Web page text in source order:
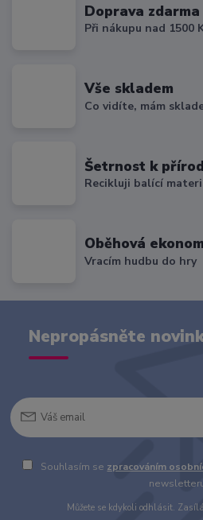
Doprava zdarma
Při nákupu nad 1500
Vše skladem
Co vidíte, mám
Šetrnost k
Recikluji balící
Oběhová
Vracím hudbu do hry
Nepropásněte
Souhlasím se zpracováním
Můžete se kdykoli odhlásit.